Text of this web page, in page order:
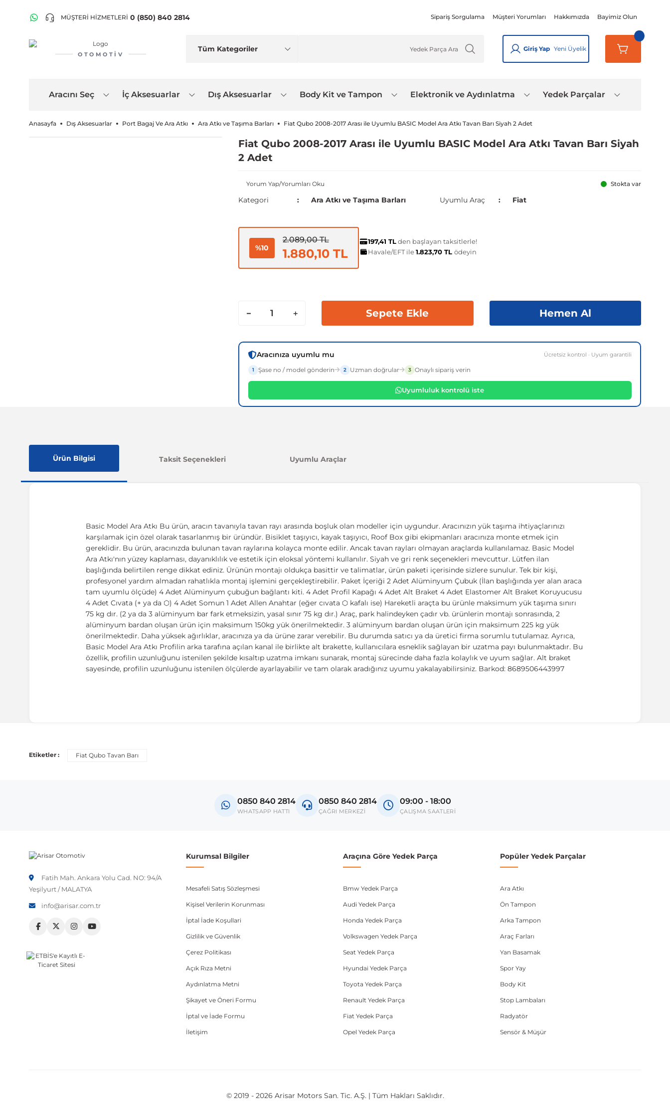
MÜŞTERİ HİZMETLERİ 0 (850) 840 2814 Sipariş Sorgulama Müşteri Yorumları Hakkımızda Bayimiz Olun
OTOMOTIV
Giriş Yap Yeni Üyelik
Aracını Seç İç Aksesuarlar Dış Aksesuarlar Body Kit ve Tampon Elektronik ve Aydınlatma Yedek Parçalar
Anasayfa Dış Aksesuarlar Port Bagaj Ve Ara Atkı Ara Atkı ve Taşıma Barları Fiat Qubo 2008-2017 Arası ile Uyumlu BASIC Model Ara Atkı Tavan Barı Siyah 2 Adet
Fiat Qubo 2008-2017 Arası ile Uyumlu BASIC Model Ara Atkı Tavan Barı Siyah
2 Adet
Yorum Yap/Yorumları Oku Stokta var
Kategori Ara Atkı ve Taşıma Barları Uyumlu Araç Fiat
%10
2.089,00 TL
1.880,10 TL
197,41 TLden başlayan taksitlerle!
Havale/EFT ile1.823,70 TL ödeyin
Sepete Ekle Hemen Al
Aracınıza uyumlu mu Ücretsiz kontrol · Uyum garantili
1 Şase no / model gönderin 2 Uzman doğrular 3 Onaylı sipariş verin
Uyumluluk kontrolü iste
Ürün Bilgisi Taksit Seçenekleri Uyumlu Araçlar
Basic Model Ara Atkı Bu ürün, aracın tavanıyla tavan rayı arasında boşluk olan modeller için uygundur. Aracınızın yük taşıma ihtiyaçlarınızı
karşılamak için özel olarak tasarlanmış bir üründür. Bisiklet taşıyıcı, kayak taşıyıcı, Roof Box gibi ekipmanları aracınıza monte etmek için
gereklidir. Bu ürün, aracınızda bulunan tavan raylarına kolayca monte edilir. Ancak tavan rayları olmayan araçlarda kullanılamaz. Basic Model
Ara Atkı'nın yüzey kaplaması, dayanıklılık ve estetik için eloksal yöntemi kullanılır. Siyah ve gri renk seçenekleri mevcuttur. Lütfen ilan
başlığında belirtilen renge dikkat ediniz. Ürünün montajı oldukça basittir ve talimatlar, ürün paketi içerisinde sizlere sunulur. Tek bir kişi,
profesyonel yardım almadan rahatlıkla montaj işlemini gerçekleştirebilir. Paket İçeriği 2 Adet Alüminyum Çubuk (İlan başlığında yer alan araca
tam uyumlu ölçüde) 4 Adet Alüminyum çubuğun bağlantı kiti. 4 Adet Profil Kapağı 4 Adet Alt Braket 4 Adet Elastomer Alt Braket Koruyucusu
4 Adet Cıvata (+ ya da ⬡) 4 Adet Somun 1 Adet Allen Anahtar (eğer cıvata ⬡ kafalı ise) Hareketli araçta bu ürünle maksimum yük taşıma sınırı
75 kg dır. (2 ya da 3 alüminyum bar fark etmeksizin, yasal sınır 75 kg dır.) Araç, park halindeyken çadır vb. ürünlerin montajı sonrasında, 2
alüminyum bardan oluşan ürün için maksimum 150kg yük önerilmektedir. 3 alüminyum bardan oluşan ürün için maksimum 225 kg yük
önerilmektedir. Daha yüksek ağırlıklar, aracınıza ya da ürüne zarar verebilir. Bu durumda satıcı ya da üretici firma sorumlu tutulamaz. Ayrıca,
Basic Model Ara Atkı Profilin arka tarafına açılan kanal ile birlikte alt brakette, kullanıcılara esneklik sağlayan bir uzatma payı bulunmaktadır. Bu
özellik, profilin uzunluğunu istenilen şekilde kısaltıp uzatma imkanı sunarak, montaj sürecinde daha fazla kolaylık ve uyum sağlar. Alt braket
sayesinde, profilin uzunluğunu istenilen ölçülerde ayarlayabilir ve tam olarak aradığınız uyumu yakalayabilirsiniz. Barkod: 8689506443997
Araç üreticileri aynı model yılı içerisinde farklı donanım ve kasa tipleri kullanabilmektedir. Sipariş vermeden önce OEM numarası veya şasi numarası ile uyumluluğu kontrol
Etiketler : Fiat Qubo Tavan Barı
0850 840 2814
WHATSAPP HATTI
0850 840 2814
ÇAĞRI MERKEZİ
09:00 - 18:00
ÇALIŞMA SAATLERİ
Fatih Mah. Ankara Yolu Cad. NO: 94/A
Yeşilyurt / MALATYA
info@arisar.com.tr
Kurumsal Bilgiler
Mesafeli Satış Sözleşmesi
Kişisel Verilerin Korunması
İptal İade Koşullari
Gizlilik ve Güvenlik
Çerez Politikası
Açık Rıza Metni
Aydınlatma Metni
Şikayet ve Öneri Formu
İptal ve İade Formu
İletişim
Araçına Göre Yedek Parça
Bmw Yedek Parça
Audi Yedek Parça
Honda Yedek Parça
Volkswagen Yedek Parça
Seat Yedek Parça
Hyundai Yedek Parça
Toyota Yedek Parça
Renault Yedek Parça
Fiat Yedek Parça
Opel Yedek Parça
Popüler Yedek Parçalar
Ara Atkı
Ön Tampon
Arka Tampon
Araç Farları
Yan Basamak
Spor Yay
Body Kit
Stop Lambaları
Radyatör
Sensör & Müşür
© 2019 - 2026 Arisar Motors San. Tic. A.Ş. | Tüm Hakları Saklıdır.